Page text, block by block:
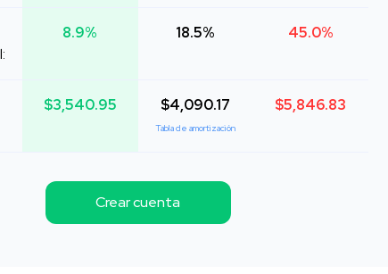
8.9% 18.5% 45.0%
$3,540.95 $4,090.17
Tabla de amortización
$5,846.83
Crear cuenta